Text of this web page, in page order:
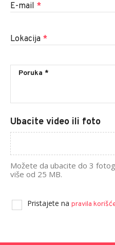
E-mail *
Lokacija *
Ubacite video ili foto
Možete da ubacite do 3
više od 25 MB.
Pristajete na pravila